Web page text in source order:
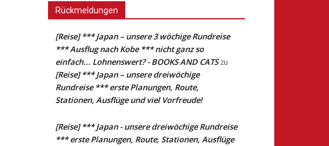
Rückmeldungen
[Reise] *** Japan – unsere 3 wöchige Rundreise
*** Ausflug nach Kobe *** nicht ganz so
einfach... Lohnenswert? - BOOKS AND CATSzu
[Reise] *** Japan – unsere dreiwöchige
Rundreise *** erste Planungen, Route,
Stationen, Ausflüge und viel Vorfreude!
[Reise] *** Japan - unsere dreiwöchige Rundreise
*** erste Planungen, Route, Stationen, Ausflüge